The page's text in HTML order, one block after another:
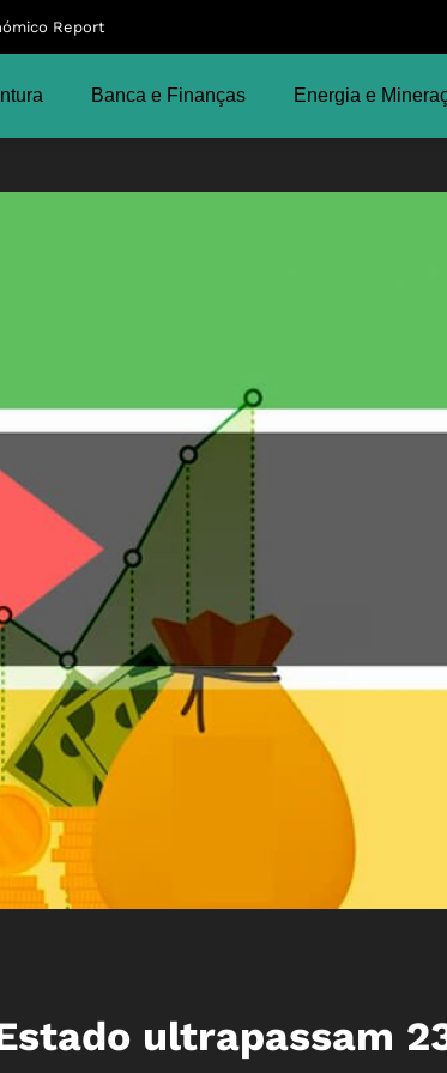
Report
Banca e Finanças Energia e
ultrapassam